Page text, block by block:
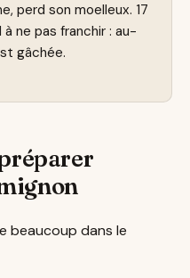
perd son moelleux. 17
à ne pas franchir : au-
gâchée.
beaucoup dans le